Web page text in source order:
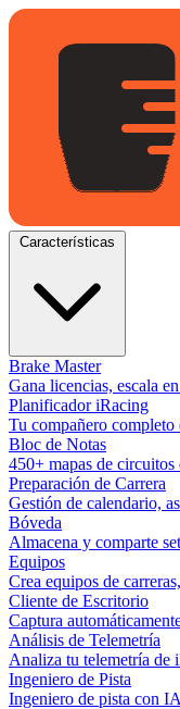
Brake Master
Gana licencias, escala
Planificador iRacing
Tu compañero completo
Bloc de Notas
450+ mapas de circuitos
Preparación de Carrera
Gestión de calendario,
Bóveda
Almacena y comparte
Equipos
Crea equipos de
Cliente de Escritorio
Captura
Análisis de Telemetría
Analiza tu telemetría de
Ingeniero de Pista
Ingeniero de pista con